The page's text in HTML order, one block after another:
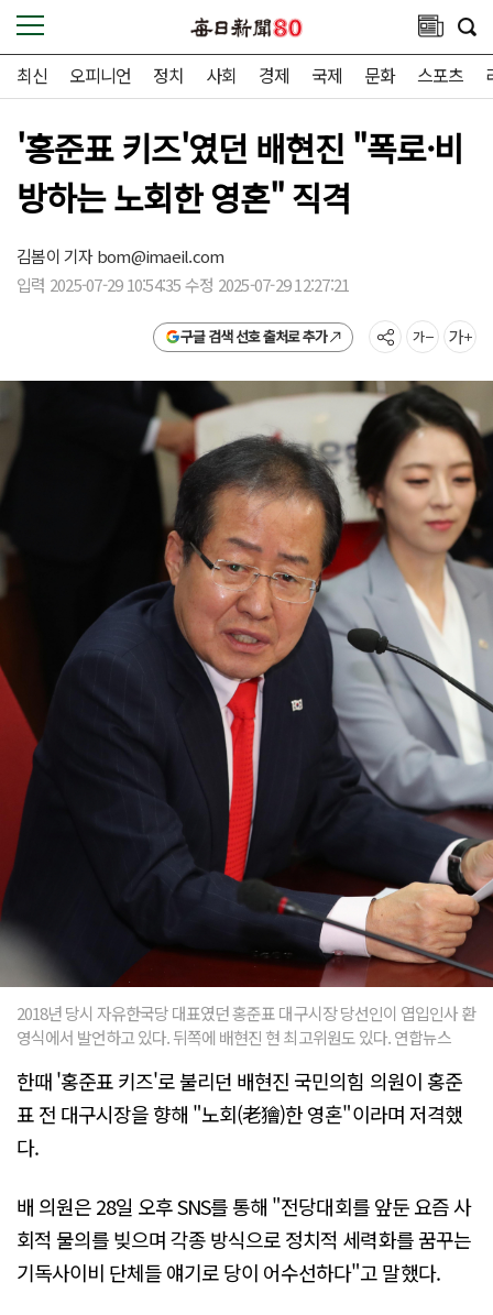
최신 오피니언 정치 사회 경제 국제 문화 스포츠
'홍준표 키즈'였던 배현진 "폭로·비
방하는 노회한 영혼" 직격
김봄이 기자bom@imaeil.com
입력 2025-07-29 10:54:35 수정 2025-07-29 12:27:21
구글 검색 선호 출처로 추가
2018년 당시 자유한국당 대표였던 홍준표 대구시장 당선인이 엽입인사 환
영식에서 발언하고 있다. 뒤쪽에 배현진 현 최고위원도 있다. 연합뉴스
한때 '홍준표 키즈'로 불리던 배현진 국민의힘 의원이 홍준
표 전 대구시장을 향해 "노회(老獪)한 영혼"이라며 저격했
다.
배 의원은 28일 오후 SNS를 통해 "전당대회를 앞둔 요즘 사
회적 물의를 빚으며 각종 방식으로 정치적 세력화를 꿈꾸는
기독사이비 단체들 얘기로 당이 어수선하다"고 말했다.